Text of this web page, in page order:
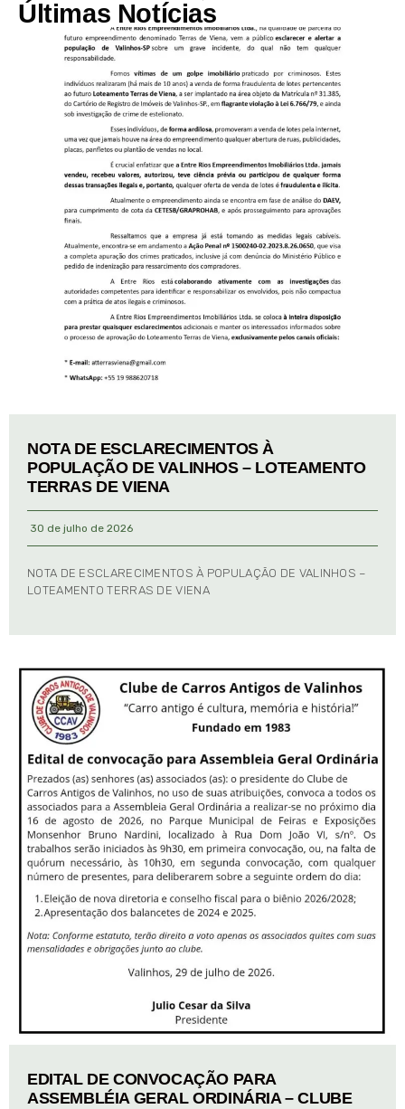
Últimas Notícias
NOTA DE ESCLARECIMENTOS À
POPULAÇÃO DE VALINHOS – LOTEAMENTO
TERRAS DE VIENA
30 de julho de 2026
NOTA DE ESCLARECIMENTOS À POPULAÇÃO DE VALINHOS –
LOTEAMENTO TERRAS DE VIENA
EDITAL DE CONVOCAÇÃO PARA
ASSEMBLÉIA GERAL ORDINÁRIA – CLUBE